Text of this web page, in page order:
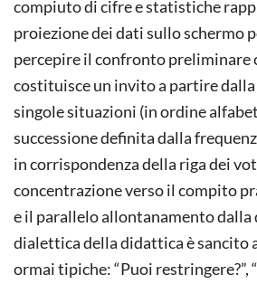
compiuto di cifre e statistiche
proiezione dei dati sullo schermo
percepire il confronto preliminare
costituisce un invito a partire
singole situazioni (in ordine
successione definita dalla
in corrispondenza della riga dei
concentrazione verso il compito
e il parallelo allontanamento dalla
dialettica della didattica è sancito
ormai tipiche: “Puoi restringere?”,